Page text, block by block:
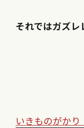
それではガズレ
いきものがか